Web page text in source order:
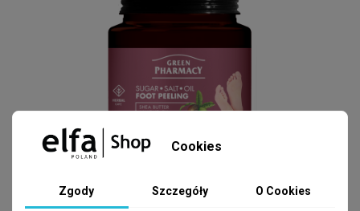
Cukrowo-solny olejowy peeling
Cookies
Zgody Szczegóły O Cookies